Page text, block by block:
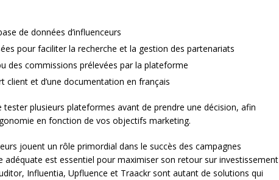
de données d’influenceurs
pour faciliter la recherche et la gestion des partenariats
des commissions prélevées par la plateforme
client et d’une documentation en français
plusieurs plateformes avant de prendre une décision, afin
en fonction de vos objectifs marketing.
jouent un rôle primordial dans le succès des campagnes
adéquate est essentiel pour maximiser son retour sur investissement
Influentia, Upfluence et Traackr sont autant de solutions qui